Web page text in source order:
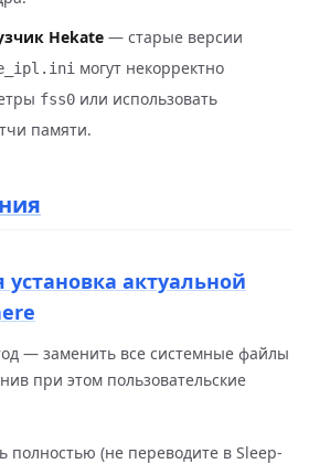
Hekate — старые версии
могут некорректно
fss0 или использовать
памяти.
установка актуальной
— заменить все системные файлы
при этом пользовательские
полностью (не переводите в Sleep-